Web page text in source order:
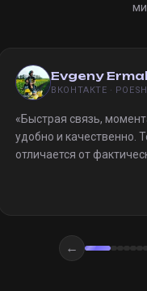
Evgeny
ВКОНТАКТЕ ·
«Быстрая связь,
удобно и качественно.
отличается от
←